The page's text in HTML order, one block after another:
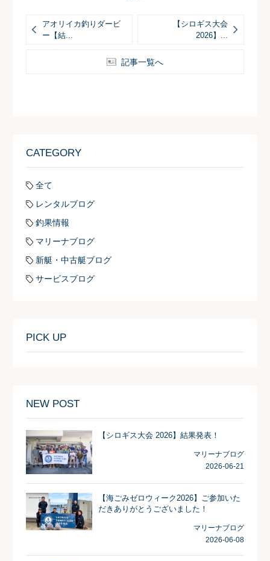
アオリイカ釣りダービ
ー【結...
【シロギス大会
2026】...
記事一覧へ
CATEGORY
全て
レンタルブログ
釣果情報
マリーナブログ
新艇・中古艇ブログ
サービスブログ
PICK UP
NEW POST
【シロギス大会 2026】結果発表！
マリーナブログ
2026-06-21
【海ごみゼロウィーク2026】ご参加いた
だきありがとうございました！
マリーナブログ
2026-06-08